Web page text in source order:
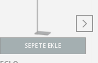
SEPETE EKLE